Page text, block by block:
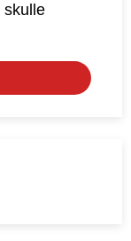
skulle